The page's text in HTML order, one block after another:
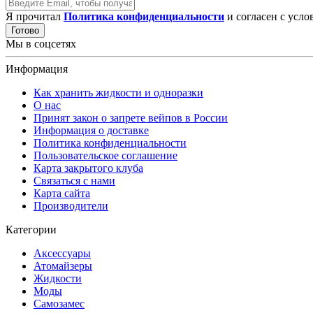
Я прочитал Политика конфиденциальности и согласен с
Готово
Мы в соцсетях
Информация
Как хранить жидкости и одноразки
О нас
Принят закон о запрете вейпов в России
Информация о доставке
Политика конфиденциальности
Пользовательское соглашение
Карта закрытого клуба
Связаться с нами
Карта сайта
Производители
Категории
Аксессуары
Атомайзеры
Жидкости
Моды
Самозамес